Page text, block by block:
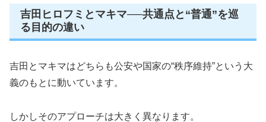
吉田ヒロフミとマキマ──共通点と“普通”を巡
る目的の違い
吉田とマキマはどちらも公安や国家の“秩序維持”という大
義のもとに動いています。
しかしそのアプローチは大きく異なります。